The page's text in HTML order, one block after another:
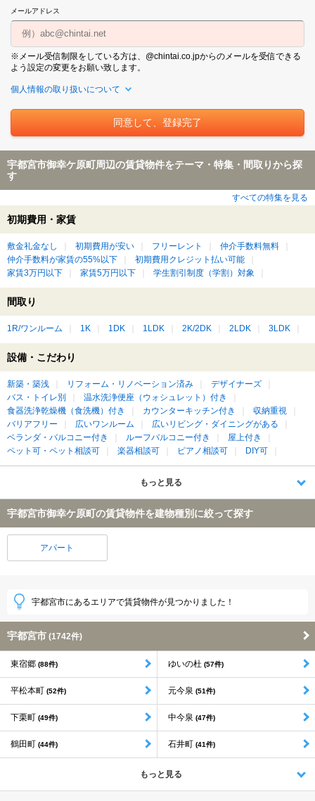
メールアドレス
※メール受信制限をしている方は、@chintai.co.jpからのメールを受信できる
よう設定の変更をお願い致します。
個人情報の取り扱いについて
宇都宮市御幸ケ原町周辺の賃貸物件をテーマ・特集・間取りから探
す
すべての特集を見る
初期費用・家賃
敷金礼金なし 初期費用が安い フリーレント
仲介手数料無料
仲介手数料が家賃の55%以下
初期費用クレジット払い可能
家賃3万円以下
家賃5万円以下 学生割引制度（学割）対象
間取り
1R/ワンルーム 1K 1DK 1LDK 2K/2DK 2LDK 3LDK
設備・こだわり
新築・築浅 リフォーム・リノベーション済み
デザイナーズ
バス・トイレ別
温水洗浄便座（ウォシュレット）付き
食器洗浄乾燥機（食洗機）付き
カウンターキッチン付き
収納重視
バリアフリー
広いワンルーム
広いリビング・ダイニングがある
ベランダ・バルコニー付き
ルーフバルコニー付き
屋上付き
ペット可・ペット相談可
楽器相談可 ピアノ相談可 DIY可
もっと見る
宇都宮市御幸ケ原町の賃貸物件を建物種別に絞って探す
アパート
宇都宮市にあるエリアで賃貸物件が見つかりました！
宇都宮市 (1742件)
東宿郷 (88件) ゆいの杜 (57件)
平松本町 (52件) 元今泉 (51件)
下栗町 (49件) 中今泉 (47件)
鶴田町 (44件) 石井町 (41件)
もっと見る